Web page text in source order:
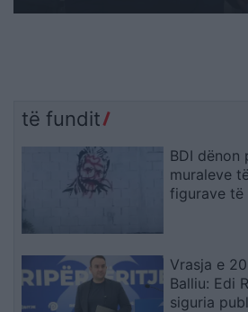
të fundit
BDI dënon
muraleve
figurave të
Vrasja e
Balliu: Edi
siguria